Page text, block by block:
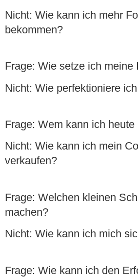
Nicht: Wie kann ich mehr
bekommen?
Frage: Wie setze ich meine
Nicht: Wie perfektioniere
Frage: Wem kann ich heute
Nicht: Wie kann ich mein
verkaufen?
Frage: Welchen kleinen
machen?
Nicht: Wie kann ich mich
Frage: Wie kann ich den